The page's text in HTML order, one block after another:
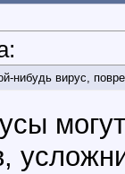
нибудь вирус,